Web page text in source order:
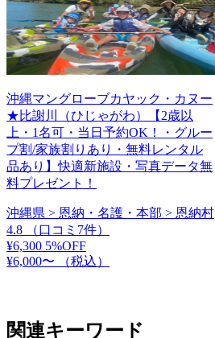
沖縄マングローブカヤック・カヌー
★比謝川（ひじゃがわ）【2歳以
上・1名可・当日予約OK！・グルー
プ割/家族割りあり・無料レンタル
品あり】快適新施設・写真データ無
料プレゼント！
沖縄県 > 恩納・名護・本部 > 恩納村
4.8
（口コミ7件）
¥6,300 5%OFF
¥6,000〜
（税込）
関連キーワード